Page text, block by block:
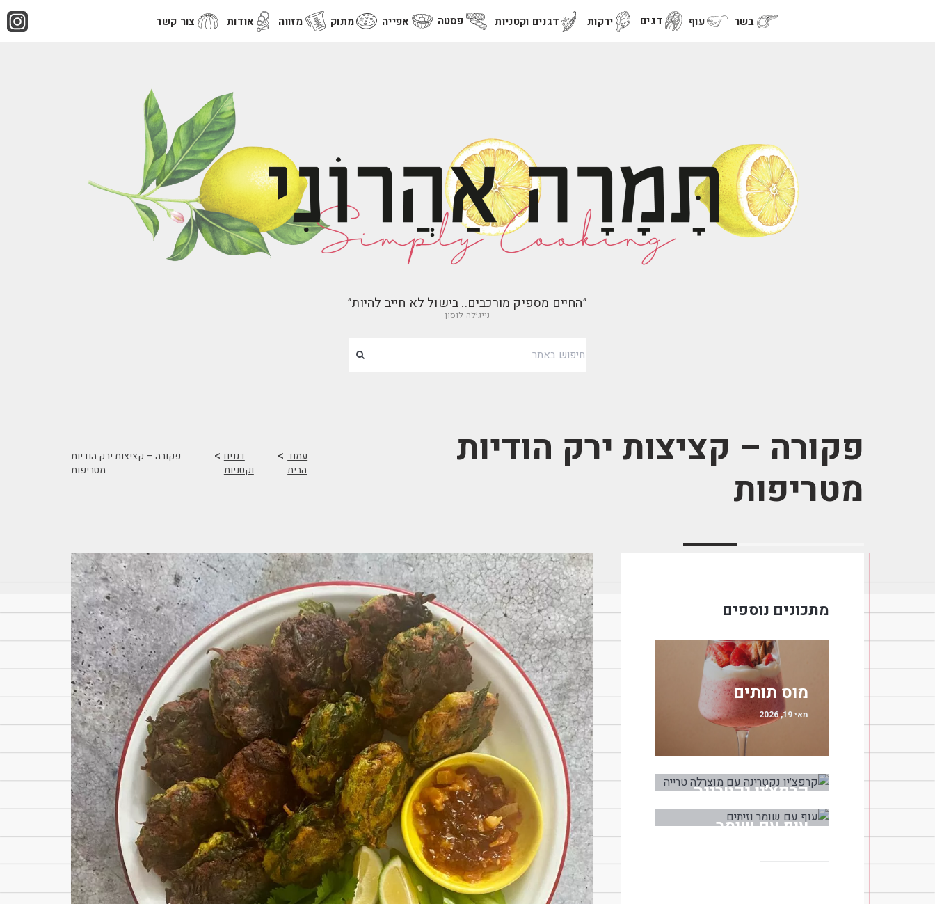
בשר עוף דגים ירקות דגנים וקטניות פסטה אפייה מתוק מזווה אודות צור קשר
״החיים מספיק מורכבים.. בישול לא חייב להיות״
נייג׳לה לוסון
פקורה – קציצות ירק הודיות
מטריפות
עמוד
הבית
>
דגנים
וקטניות
>
פקורה – קציצות ירק הודיות
מטריפות
מתכונים נוספים
מוס תותים
מאי 19, 2026
קרפצ׳יו נקטרינה
עם מוצרלה טרייה
עוף עם שומר